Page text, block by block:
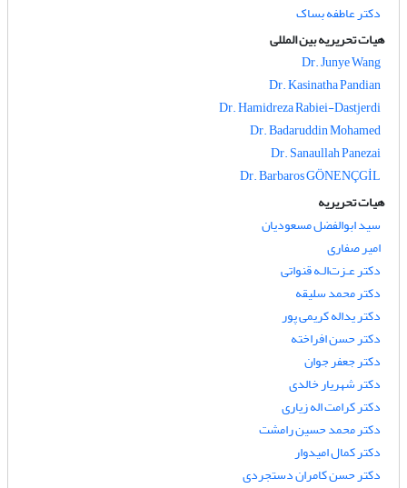
دکتر عاطفه بساک
هیات تحریریه بین المللی
Dr. Junye Wang
Dr. Kasinatha Pandian
Dr. Hamidreza Rabiei-Dastjerdi
Dr. Badaruddin Mohamed
Dr. Sanaullah Panezai
Dr. Barbaros GÖNENÇGİL
هیات تحریریه
سید ابوالفضل مسعودیان
امیر صفاری
دکتر عـزت‌الـه قنواتی
دکتر محمد سلیقه
دکتر یداله کریمی پور
دکتر حسن افراخته
دکتر جعفر جوان
دکتر شهریار خالدی
دکتر کرامت اله زیاری
دکتر محمد حسین رامشت
دکتر کمال امیدوار
دکتر حسن کامران دستجردی